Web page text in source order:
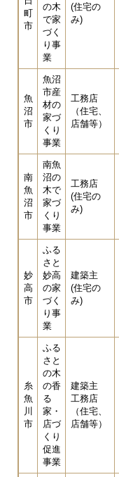
町
市
の木
で家
づく
り事
業
(住宅の
み)
魚
沼
市
魚沼
市産
材の
家づ
くり
事業
工務店
（住宅、
店舗等）
南
魚
沼
市
南魚
沼の
木で
家づ
くり
事業
工務店
(住宅の
み)
妙
高
市
ふる
さと
妙高
の家
づく
り事
業
建築主
(住宅の
み)
糸
魚
川
市
ふる
さと
の木
の香
る
家・
店づ
くり
促進
事業
建築主
工務店
（住宅、
店舗等）